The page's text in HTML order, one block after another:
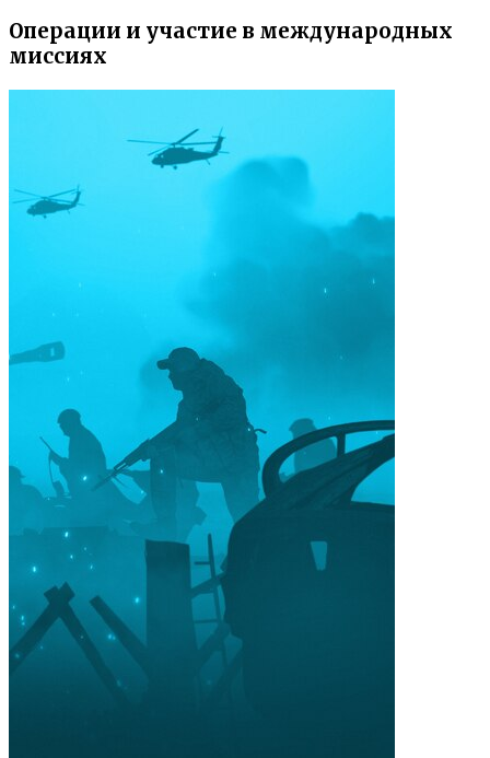
Операции и участие в международных
миссиях